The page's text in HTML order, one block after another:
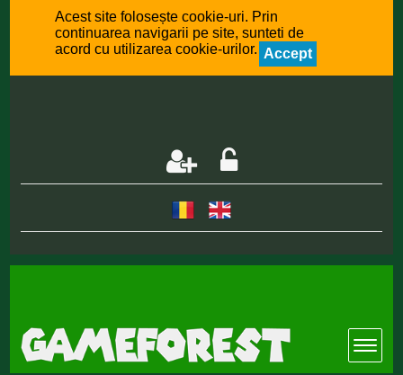
Acest site folosește cookie-uri. Prin
continuarea navigarii pe site, sunteti de
acord cu utilizarea cookie-urilor. Accept